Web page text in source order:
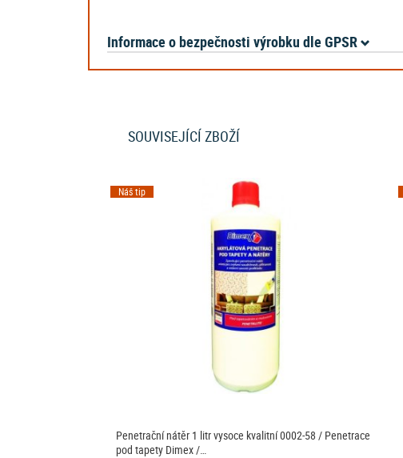
Informace o bezpečnosti výrobku dle GPSR
SOUVISEJÍCÍ ZBOŽÍ
Náš tip
Penetrační nátěr 1 litr vysoce kvalitní 0002-58 / Penetrace
pod tapety Dimex /…